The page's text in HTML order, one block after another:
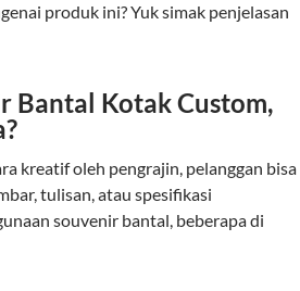
produk ini? Yuk simak penjelasan
Bantal Kotak Custom,
kreatif oleh pengrajin, pelanggan bisa
tulisan, atau spesifikasi
souvenir bantal, beberapa di